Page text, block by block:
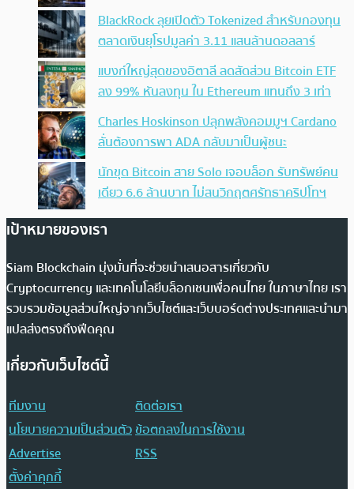
BlackRock ลุยเปิดตัว Tokenized สำหรับกองทุน
ตลาดเงินยุโรปมูลค่า 3.11 แสนล้านดอลลาร์
แบงก์ใหญ่สุดของอิตาลี ลดสัดส่วน Bitcoin ETF
ลง 99% หันลงทุน ใน Ethereum แทนถึง 3 เท่า
Charles Hoskinson ปลุกพลังคอมมูฯ Cardano
ลั่นต้องการพา ADA กลับมาเป็นผู้ชนะ
นักขุด Bitcoin สาย Solo เจอบล็อก รับทรัพย์คน
เดียว 6.6 ล้านบาท ไม่สนวิกฤตศรัทธาคริปโทฯ
เป้าหมายของเรา
Siam Blockchain มุ่งมั่นที่จะช่วยนำเสนอสารเกี่ยวกับ
Cryptocurrency และเทคโนโลยีบล็อกเชนเพื่อคนไทย ในภาษาไทย เรา
รวบรวมข้อมูลส่วนใหญ่จากเว็บไซต์และเว็บบอร์ดต่างประเทศและนำมา
แปลส่งตรงถึงฟีดคุณ
เกี่ยวกับเว็บไซต์นี้
ทีมงาน
ติดต่อเรา
นโยบายความเป็นส่วนตัวข้อตกลงในการใช้งาน
Advertise
RSS
ตั้งค่าคุกกี้